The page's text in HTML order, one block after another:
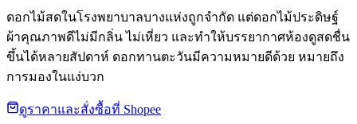
ดอกไม้สดในโรงพยาบาลบางแห่งถูกจำกัด แต่ดอกไม้ประดิษฐ์
ผ้าคุณภาพดีไม่มีกลิ่น ไม่เหี่ยว และทำให้บรรยากาศห้องดูสดชื่น
ขึ้นได้หลายสัปดาห์ ดอกทานตะวันมีความหมายดีด้วย หมายถึง
การมองในแง่บวก
ดูราคาและสั่งซื้อที่ Shopee